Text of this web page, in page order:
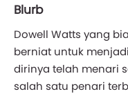
Blurb
Dowell Watts yang
berniat untuk
dirinya telah menari
salah satu penari